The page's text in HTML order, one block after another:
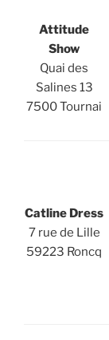
Attitude
Show
Quai des
Salines 13
7500 Tournai
Catline Dress
7 rue de Lille
59223 Roncq